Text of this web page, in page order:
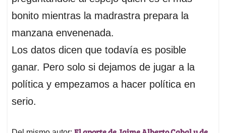
bonito mientras la madrastra prepara la
manzana envenenada.
Los datos dicen que todavía es posible
ganar. Pero solo si dejamos de jugar a la
política y empezamos a hacer política en
serio.